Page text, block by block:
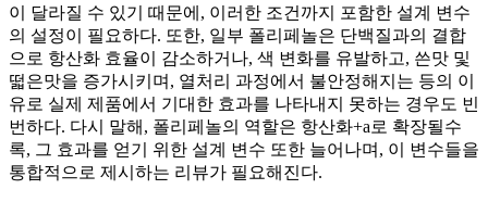
이 달라질 수 있기 때문에, 이러한 조건까지 포함한 설계 변수
의 설정이 필요하다. 또한, 일부 폴리페놀은 단백질과의 결합
으로 항산화 효율이 감소하거나, 색 변화를 유발하고, 쓴맛 및
떫은맛을 증가시키며, 열처리 과정에서 불안정해지는 등의 이
유로 실제 제품에서 기대한 효과를 나타내지 못하는 경우도 빈
번하다. 다시 말해, 폴리페놀의 역할은 항산화+a로 확장될수
록, 그 효과를 얻기 위한 설계 변수 또한 늘어나며, 이 변수들을
통합적으로 제시하는 리뷰가 필요해진다.